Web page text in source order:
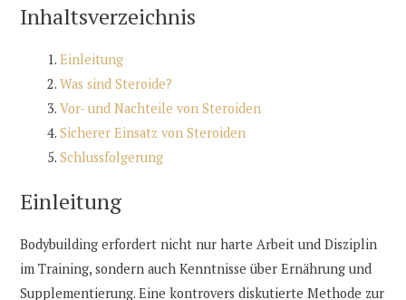
Inhaltsverzeichnis
Einleitung
Was sind Steroide?
Vor- und Nachteile von Steroiden
Sicherer Einsatz von Steroiden
Schlussfolgerung
Einleitung
Bodybuilding erfordert nicht nur harte Arbeit und Disziplin
im Training, sondern auch Kenntnisse über Ernährung und
Supplementierung. Eine kontrovers diskutierte Methode zur